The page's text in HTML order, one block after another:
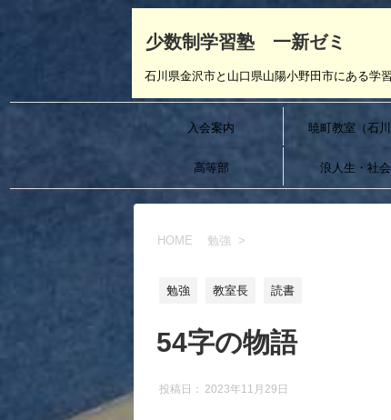
少数制学習塾 一新ゼミ
石川県金沢市と山口県山陽小野田市にある学
入会案内 暁町教室（石川
高等部 浪人生・社
HOME 勉強 >
勉強 教室長 読書
54字の物語
投稿日： 2023年11月29日